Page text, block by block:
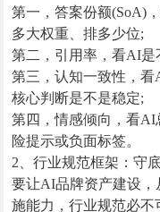
第一，答案份额(SoA)
多大权重、排多少位;
第二，引用率，看AI是
第三，认知一致性，
核心判断是不是稳定;
第四，情感倾向，看
险提示或负面标签。
2、行业规范框架：守
要让AI品牌资产建设，
施能力，行业规范必不